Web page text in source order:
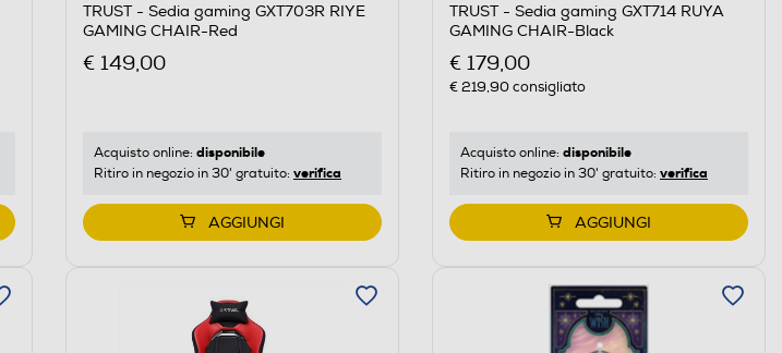
TRUST - Sedia gaming GXT703R RIYE
GAMING CHAIR-Red
€ 149,00
Acquisto online: disponibile
Ritiro in negozio in 30' gratuito: verifica
AGGIUNGI
TRUST - Sedia gaming GXT714 RUYA
GAMING CHAIR-Black
€ 179,00
€ 219,90consigliato
Acquisto online: disponibile
Ritiro in negozio in 30' gratuito: verifica
AGGIUNGI